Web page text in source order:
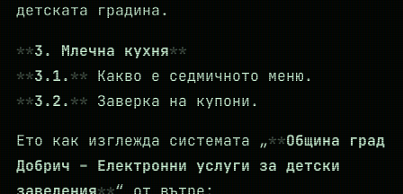
детската градина.
3. Млечна кухня
3.1.
Какво е седмичното меню.
3.2.
Заверка на купони.
Ето как изглежда системата „
Община град
Добрич – Електронни услуги за детски